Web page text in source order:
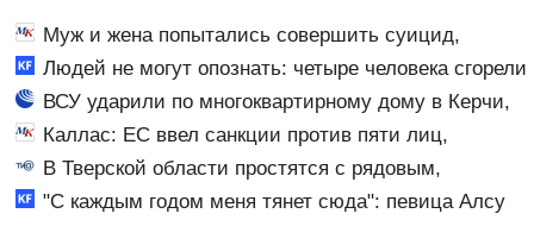
Муж и жена попытались совершить суицид,
предупредив оперативные службы
Людей не могут опознать: четыре человека сгорели
заживо в страшном ДТП на трассе 07/08/2026 –
Новости
ВСУ ударили по многоквартирному дому в Керчи,
есть погибшие
Каллас: ЕС ввел санкции против пяти лиц,
связанных с ОПК России
В Тверской области простятся с рядовым,
погибшим на СВО почти год назад
"С каждым годом меня тянет сюда": певица Алсу